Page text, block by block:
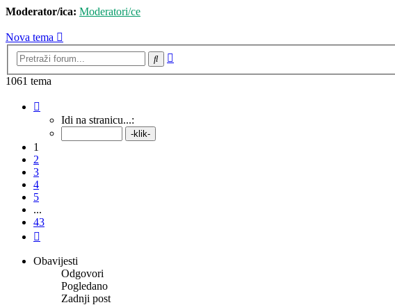
Moderator/ica: Moderatori/ce
Nova tema
Pretražnik
1061 tema
43 .Idi na stranicu...:
1
2
3
4
5
...
43
Obavijesti
Odgovori
Pogledano
Zadnji post